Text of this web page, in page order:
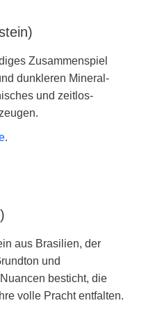
Zusammenspiel
dunkleren Mineral-
und zeitlos-
.
aus Brasilien, der
und
besticht, die
volle Pracht entfalten.